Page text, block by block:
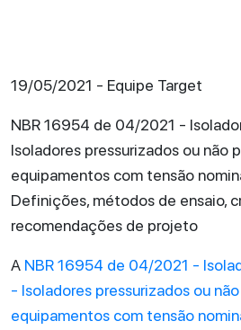
19/05/2021 - Equipe Target
NBR 16954 de 04/2021 -
Isoladores pressurizados ou não
equipamentos com tensão
Definições, métodos de ensaio,
recomendações de projeto
A NBR 16954 de 04/2021 -
- Isoladores pressurizados ou
equipamentos com tensão